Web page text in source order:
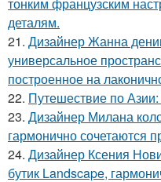
тонким французским
деталям.
21. Дизайнер Жанна
универсальное
построенное на
22. Путешествие по Азии:
23. Дизайнер Милана
гармонично сочетаются
24. Дизайнер Ксения
бутик Landscape,